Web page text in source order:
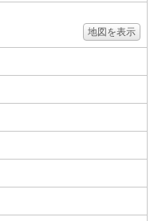
地図を表示